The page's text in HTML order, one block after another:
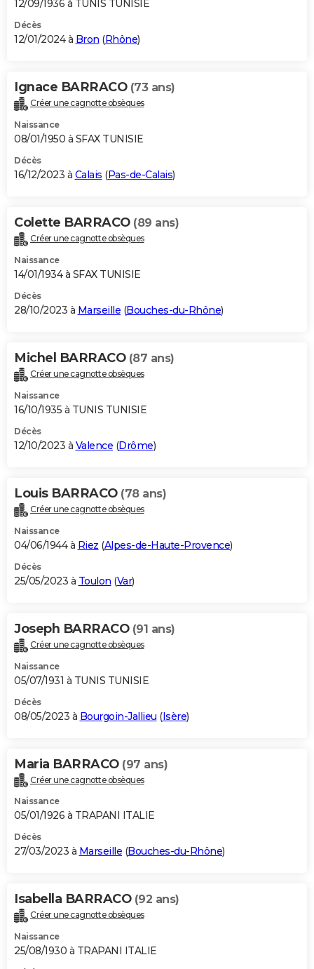
12/09/1936 à TUNIS TUNISIE
Décès
12/01/2024 à Bron (Rhône)
Ignace BARRACO (73 ans)
Créer une cagnotte obsèques
Naissance
08/01/1950 à SFAX TUNISIE
Décès
16/12/2023 à Calais (Pas-de-Calais)
Colette BARRACO (89 ans)
Créer une cagnotte obsèques
Naissance
14/01/1934 à SFAX TUNISIE
Décès
28/10/2023 à Marseille (Bouches-du-Rhône)
Michel BARRACO (87 ans)
Créer une cagnotte obsèques
Naissance
16/10/1935 à TUNIS TUNISIE
Décès
12/10/2023 à Valence (Drôme)
Louis BARRACO (78 ans)
Créer une cagnotte obsèques
Naissance
04/06/1944 à Riez (Alpes-de-Haute-Provence)
Décès
25/05/2023 à Toulon (Var)
Joseph BARRACO (91 ans)
Créer une cagnotte obsèques
Naissance
05/07/1931 à TUNIS TUNISIE
Décès
08/05/2023 à Bourgoin-Jallieu (Isère)
Maria BARRACO (97 ans)
Créer une cagnotte obsèques
Naissance
05/01/1926 à TRAPANI ITALIE
Décès
27/03/2023 à Marseille (Bouches-du-Rhône)
Isabella BARRACO (92 ans)
Créer une cagnotte obsèques
Naissance
25/08/1930 à TRAPANI ITALIE